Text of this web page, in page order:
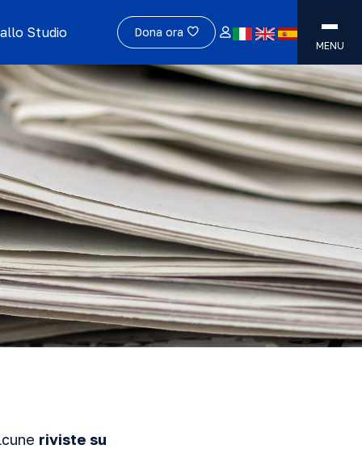
Studio Dona ora
MENU
riviste su